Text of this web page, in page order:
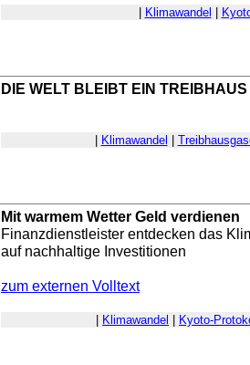
Klimawandel
DIE WELT BLEIBT EIN TREIBHAUS
Klimawandel
Mit warmem Wetter Geld verdienen
Finanzdienstleister entdecken das
auf nachhaltige Investitionen
zum externen Volltext
Klimawandel Kyoto-